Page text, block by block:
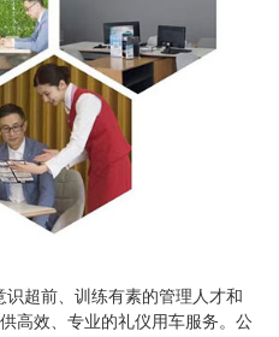
超前、训练有素的管理人才和
高效、专业的礼仪用车服务。公